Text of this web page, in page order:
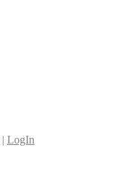
| LogIn